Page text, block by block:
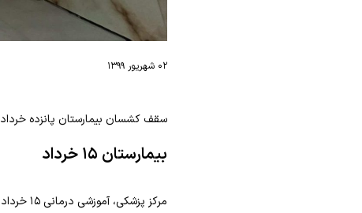
۰۲ شهریور ۱۳۹۹
سقف کشسان بیمارستان پانزده خرداد
بیمارستان ۱۵ خرداد
مرکز پزشکی، آموزشی درمانی ۱۵ خرداد یکی از قدیمی ترین بیمارستانهای تهران است.